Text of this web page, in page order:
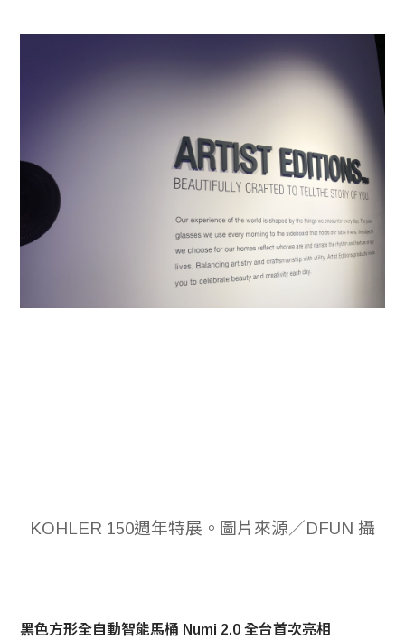
KOHLER 150週年特展。圖片來源／DFUN 攝
黑色方形全自動智能馬桶 Numi 2.0 全台首次亮相